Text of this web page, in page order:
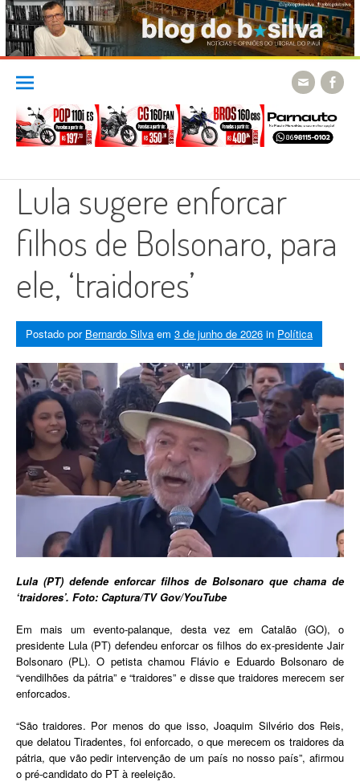
Skip
content
Lula sugere enforcar
filhos de Bolsonaro, para
ele, ‘traidores’
Postado por Bernardo Silva em 3 de junho de 2026 in Política
Lula (PT) defende enforcar filhos de Bolsonaro que chama de
‘traidores’. Foto: Captura/TV Gov/YouTube
Em mais um evento-palanque, desta vez em Catalão (GO), o
presidente Lula (PT) defendeu enforcar os filhos do ex-presidente Jair
Bolsonaro (PL). O petista chamou Flávio e Eduardo Bolsonaro de
“vendilhões da pátria” e “traidores” e disse que traidores merecem ser
enforcados.
“São traidores. Por menos do que isso, Joaquim Silvério dos Reis,
que delatou Tiradentes, foi enforcado, o que merecem os traidores da
pátria, que vão pedir intervenção de um país no nosso país”, afirmou
o pré-candidato do PT à reeleição.